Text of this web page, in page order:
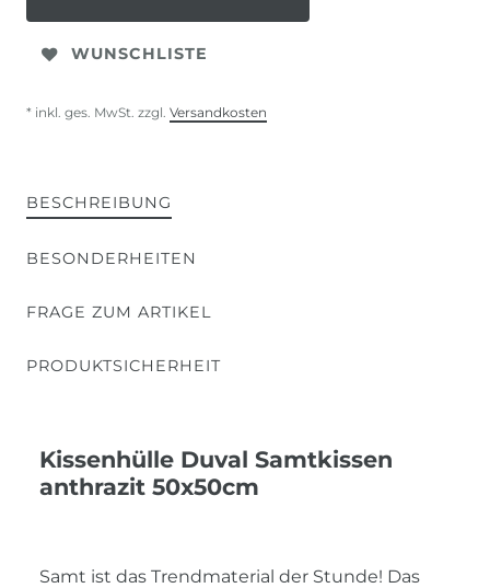
WUNSCHLISTE
* inkl. ges. MwSt. zzgl. Versandkosten
BESCHREIBUNG
BESONDERHEITEN
FRAGE ZUM ARTIKEL
PRODUKTSICHERHEIT
Kissenhülle Duval Samtkissen
anthrazit 50x50cm
Samt ist das Trendmaterial der Stunde! Das